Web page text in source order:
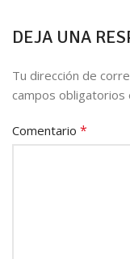
DEJA UNA
Tu dirección de
campos obligatorios
Comentario *